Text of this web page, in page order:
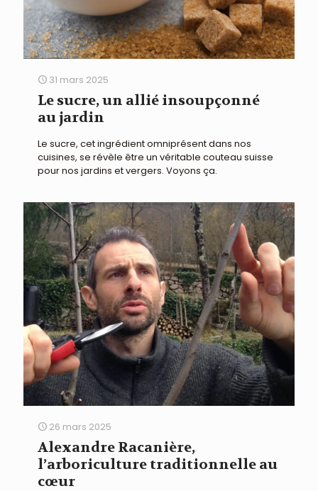
31 mars 2025
Le sucre, un allié insoupçonné
au jardin
Le sucre, cet ingrédient omniprésent dans nos
cuisines, se révèle être un véritable couteau suisse
pour nos jardins et vergers. Voyons ça.
26 mars 2025
Alexandre Racanière,
l’arboriculture traditionnelle au
cœur